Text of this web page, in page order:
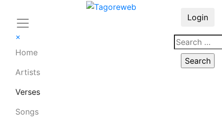
×
Home
Artists
Verses
Songs
Login